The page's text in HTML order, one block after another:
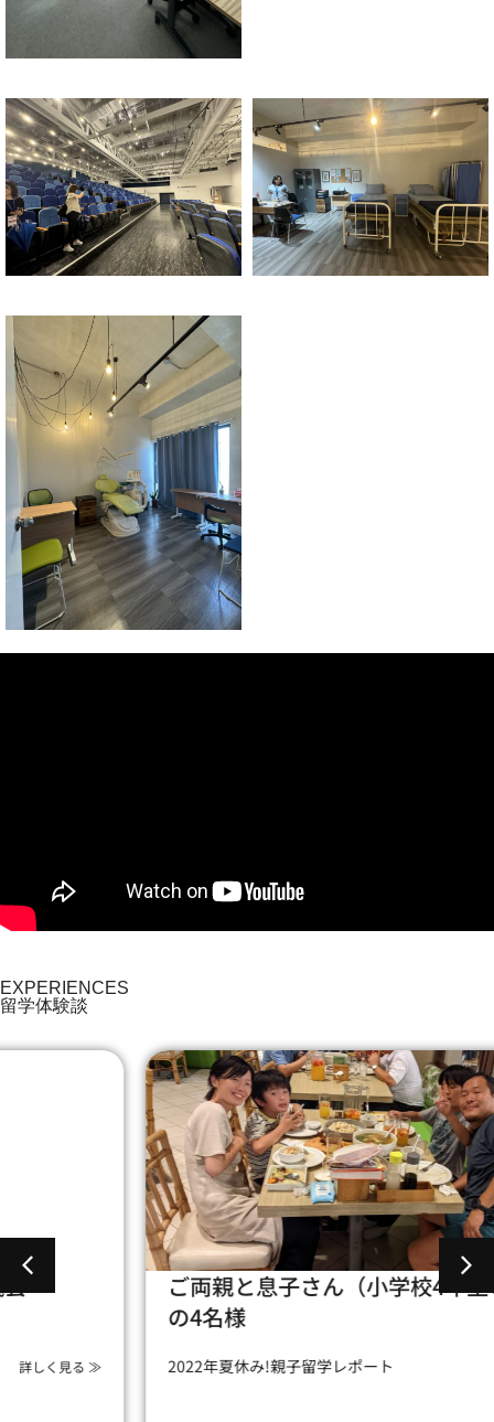
EXPERIENCES
留学体験談
ご両親と息子さん（小学校4年生と2年生）
2022年夏休み!親子留学レポート